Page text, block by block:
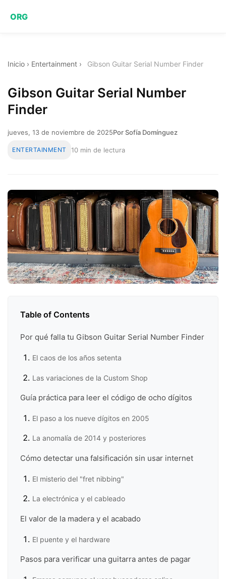
ORG
Inicio › Entertainment › Gibson Guitar Serial Number Finder
Gibson Guitar Serial Number
Finder
jueves, 13 de noviembre de 2025Por Sofía Domínguez
ENTERTAINMENT 10 min de lectura
Table of Contents
Por qué falla tu Gibson Guitar Serial Number Finder
El caos de los años setenta
Las variaciones de la Custom Shop
Guía práctica para leer el código de ocho dígitos
El paso a los nueve dígitos en 2005
La anomalía de 2014 y posteriores
Cómo detectar una falsificación sin usar internet
El misterio del "fret nibbing"
La electrónica y el cableado
El valor de la madera y el acabado
El puente y el hardware
Pasos para verificar una guitarra antes de pagar